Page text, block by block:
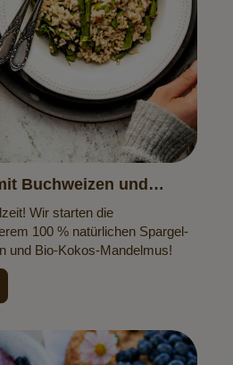
Buchweizen und
Wir starten die
100 % natürlichen Spargel-
und Bio-Kokos-Mandelmus!